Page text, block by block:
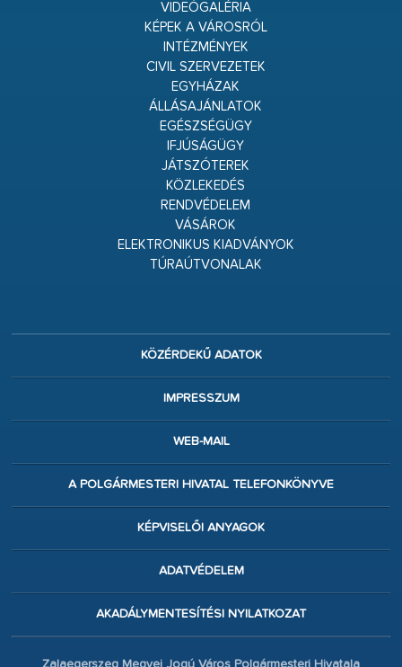
VIDEÓGALÉRIA
KÉPEK A VÁROSRÓL
INTÉZMÉNYEK
CIVIL SZERVEZETEK
EGYHÁZAK
ÁLLÁSAJÁNLATOK
EGÉSZSÉGÜGY
IFJÚSÁGÜGY
JÁTSZÓTEREK
KÖZLEKEDÉS
RENDVÉDELEM
VÁSÁROK
ELEKTRONIKUS KIADVÁNYOK
TÚRAÚTVONALAK
KÖZÉRDEKŰ ADATOK
IMPRESSZUM
WEB-MAIL
A POLGÁRMESTERI HIVATAL TELEFONKÖNYVE
KÉPVISELŐI ANYAGOK
ADATVÉDELEM
AKADÁLYMENTESÍTÉSI NYILATKOZAT